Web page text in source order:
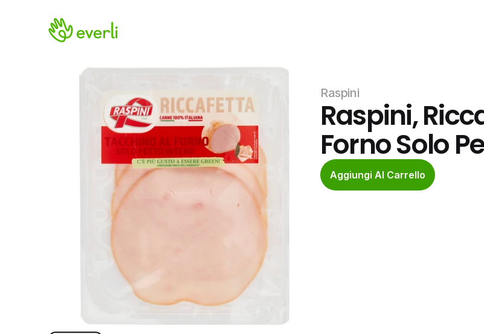
Raspini
Raspini,
Forno Solo
Aggiungi Al Carrello